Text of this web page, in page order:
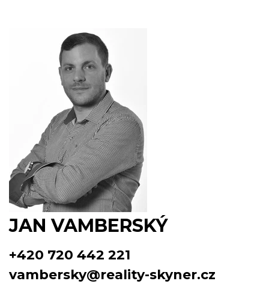
JAN VAMBERSKÝ
+420 720 442 221
vambersky@reality-skyner.cz